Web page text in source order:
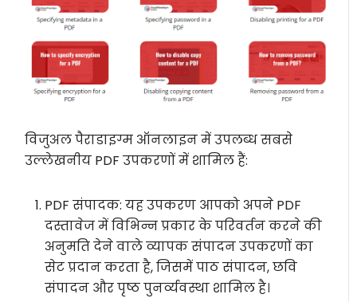
विजुअल पैराडाइग्म ऑनलाइन में उपलब्ध सबसे
उल्लेखनीय PDF उपकरणों में शामिल हैं:
PDF संपादक: यह उपकरण आपको अपने PDF
दस्तावेज में विभिन्न प्रकार के परिवर्तन करने की
अनुमति देने वाले व्यापक संपादन उपकरणों का
सेट प्रदान करता है, जिसमें पाठ संपादन, छवि
संपादन और पृष्ठ पुनर्व्यवस्था शामिल है।